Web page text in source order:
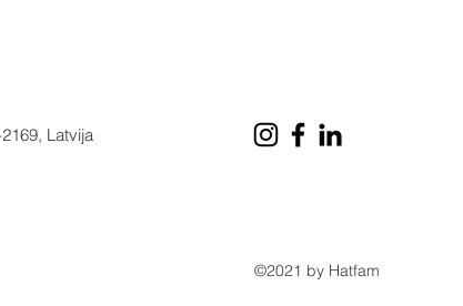
Latvija
©2021 by Hatfam